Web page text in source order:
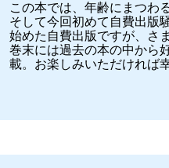
この本では、年齢にまつわ
そして今回初めて自費出版
始めた自費出版ですが、さ
巻末には過去の本の中から
載。お楽しみいただければ